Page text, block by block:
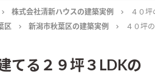
株式会社清新ハウスの建築実例
４０坪
区 新潟市秋葉区の建築実例 ４０坪
てる２９坪３LDKの